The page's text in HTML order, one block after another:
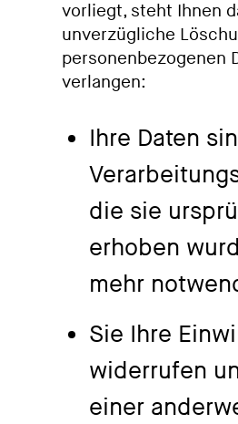
vorliegt, steht Ihnen
unverzügliche
personenbezogenen
verlangen:
Ihre Daten
die sie
erhoben
mehr
Sie Ihre
widerrufen
einer